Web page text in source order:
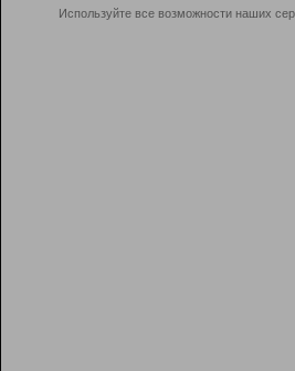
Используйте все возможности наших